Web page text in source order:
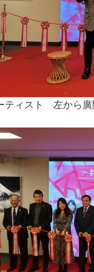
ティスト 左から廣